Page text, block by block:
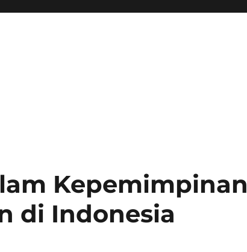
Kepemimpinan
di Indonesia